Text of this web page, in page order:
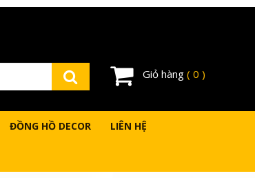
Giỏ hàng ( 0 )
ĐỒNG HỒ DECOR LIÊN HỆ